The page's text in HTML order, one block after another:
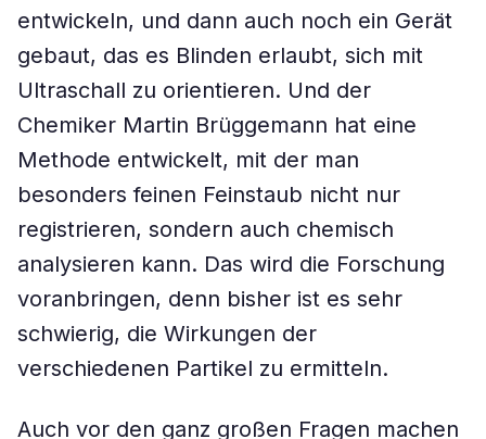
entwickeln, und dann auch noch ein Gerät
gebaut, das es Blinden erlaubt, sich mit
Ultraschall zu orientieren. Und der
Chemiker Martin Brüggemann hat eine
Methode entwickelt, mit der man
besonders feinen Feinstaub nicht nur
registrieren, sondern auch chemisch
analysieren kann. Das wird die Forschung
voranbringen, denn bisher ist es sehr
schwierig, die Wirkungen der
verschiedenen Partikel zu ermitteln.
Auch vor den ganz großen Fragen machen